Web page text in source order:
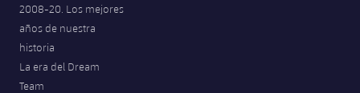
Clasificaciones
VALORANT Rising
VALORANT Game Changers
2008-20. Los mejores
años de nuestra
historia
La era del Dream
Team